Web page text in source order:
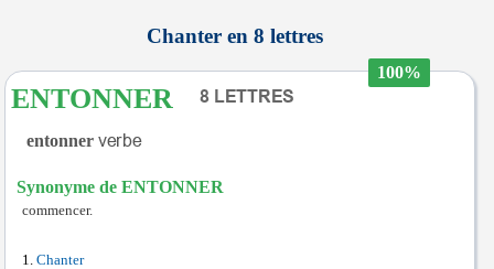
Chanter en 8 lettres
100%
ENTONNER
entonner
Synonyme de ENTONNER
commencer.
Chanter